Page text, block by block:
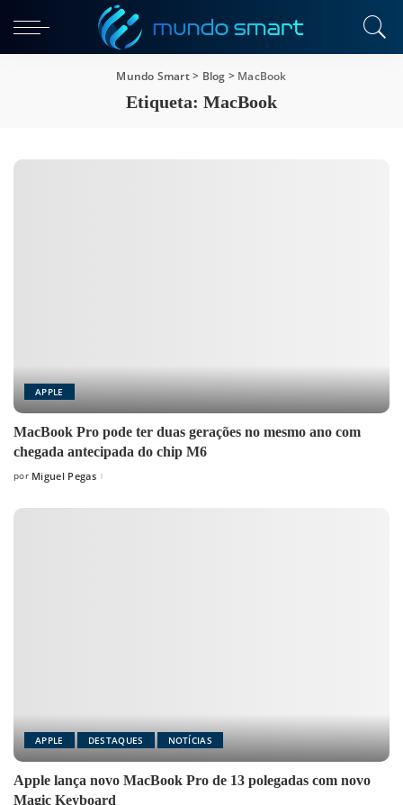
Mundo Smart> Blog > MacBook
Etiqueta: MacBook
APPLE
MacBook Pro pode ter duas gerações no mesmo ano com
chegada antecipada do chip M6
Posted
por Miguel Pegas
APPLE DESTAQUES NOTÍCIAS
Apple lança novo MacBook Pro de 13 polegadas com novo
Magic Keyboard